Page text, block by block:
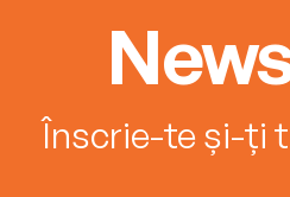
Înscrie-te și-ți